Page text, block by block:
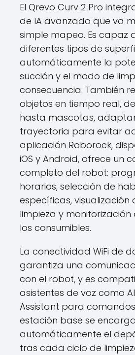
El Qrevo Curv 2 Pro
de IA avanzado que va
simple mapeo. Es capaz
diferentes tipos de
automáticamente la
succión y el modo de
consecuencia. También
objetos en tiempo real,
hasta mascotas,
trayectoria para evitar
aplicación Roborock,
iOS y Android, ofrece un
completo del robot:
horarios, selección de
específicas, visualización
limpieza y
los consumibles.
La conectividad WiFi de
garantiza una
con el robot, y es
asistentes de voz como
Assistant para
estación base se
automáticamente el
tras cada ciclo de